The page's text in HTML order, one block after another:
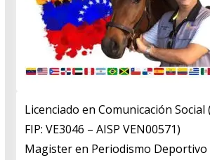
Licenciado en Comunicación Social
FIP: VE3046 – AISP VEN00571)
​Magister en Periodismo Deportivo